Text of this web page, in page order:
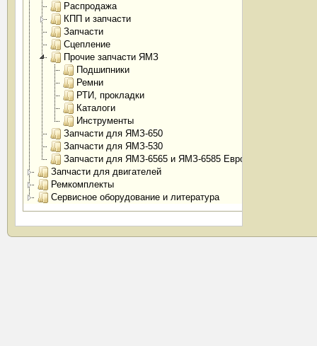
Распродажа
КПП и запчасти
Запчасти
Сцепление
Прочие запчасти ЯМЗ
Подшипники
Ремни
РТИ, прокладки
Каталоги
Инструменты
Запчасти для ЯМЗ-650
Запчасти для ЯМЗ-530
Запчасти для ЯМЗ-6565 и ЯМЗ-6585 Евро-4
Запчасти для двигателей
Ремкомплекты
Сервисное оборудование и литература